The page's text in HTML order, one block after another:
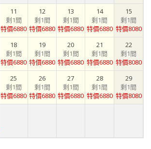
11
剩1間
特價6880
12
剩1間
特價6880
13
剩1間
特價6880
14
剩1間
特價6880
15
剩1間
特價8080
18
剩1間
特價6880
19
剩1間
特價6880
20
剩1間
特價6880
21
剩1間
特價6880
22
剩1間
特價8080
25
剩1間
特價6880
26
剩1間
特價6880
27
剩1間
特價6880
28
剩1間
特價6880
29
剩1間
特價8080